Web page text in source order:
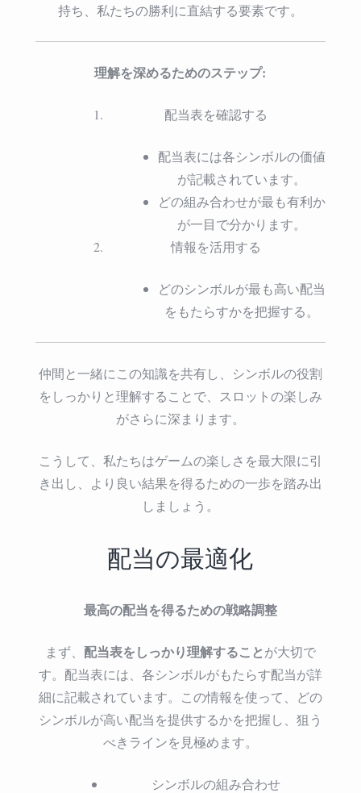
持ち、私たちの勝利に直結する要素です。
理解を深めるためのステップ:
配当表を確認する
配当表には各シンボルの価値
が記載されています。
どの組み合わせが最も有利か
が一目で分かります。
情報を活用する
どのシンボルが最も高い配当
をもたらすかを把握する。
仲間と一緒にこの知識を共有し、シンボルの役割
をしっかりと理解することで、スロットの楽しみ
がさらに深まります。
こうして、私たちはゲームの楽しさを最大限に引
き出し、より良い結果を得るための一歩を踏み出
しましょう。
配当の最適化
最高の配当を得るための戦略調整
まず、 配当表をしっかり理解することが大切で
す。配当表には、各シンボルがもたらす配当が詳
細に記載されています。この情報を使って、どの
シンボルが高い配当を提供するかを把握し、狙う
べきラインを見極めます。
シンボルの組み合わせ